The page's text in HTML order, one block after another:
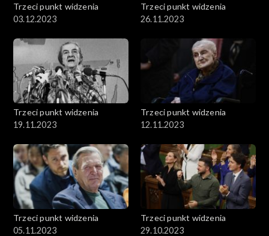
Trzeci punkt widzenia
03.12.2023
Trzeci punkt widzenia
26.11.2023
Trzeci punkt widzenia
19.11.2023
Trzeci punkt widzenia
12.11.2023
Trzeci punkt widzenia
05.11.2023
Trzeci punkt widzenia
29.10.2023